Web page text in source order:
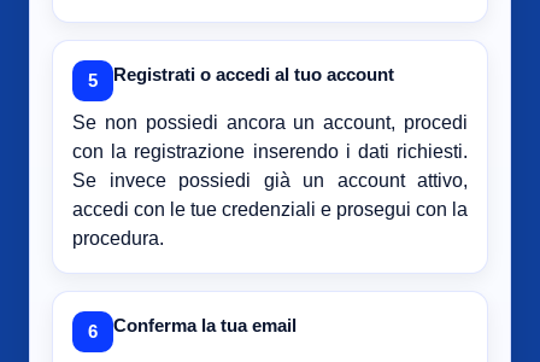
5 Registrati o accedi al tuo account
Se non possiedi ancora un account, procedi
con la registrazione inserendo i dati richiesti.
Se invece possiedi già un account attivo,
accedi con le tue credenziali e prosegui con la
procedura.
6 Conferma la tua email